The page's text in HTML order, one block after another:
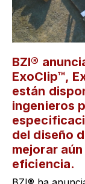
BZI®
ExoClip™,
están
ingenieros
del diseño
mejorar
eficiencia.